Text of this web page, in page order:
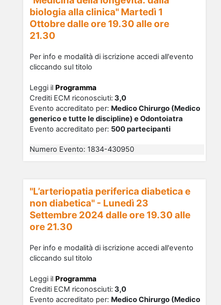
biologia alla clinica" Martedì 1
Ottobre dalle ore 19.30 alle ore
21.30
Per info e modalità di iscrizione accedi all'evento
cliccando sul titolo
Leggi il Programma
Crediti ECM riconosciuti: 3,0
Evento accreditato per: Medico Chirurgo (Medico
generico e tutte le discipline) e Odontoiatra
Evento accreditato per: 500 partecipanti
Numero Evento: 1834-430950
"L’arteriopatia periferica diabetica e
non diabetica" - Lunedì 23
Settembre 2024 dalle ore 19.30 alle
ore 21.30
Per info e modalità di iscrizione accedi all'evento
cliccando sul titolo
Leggi il Programma
Crediti ECM riconosciuti: 3,0
Evento accreditato per: Medico Chirurgo (Medico